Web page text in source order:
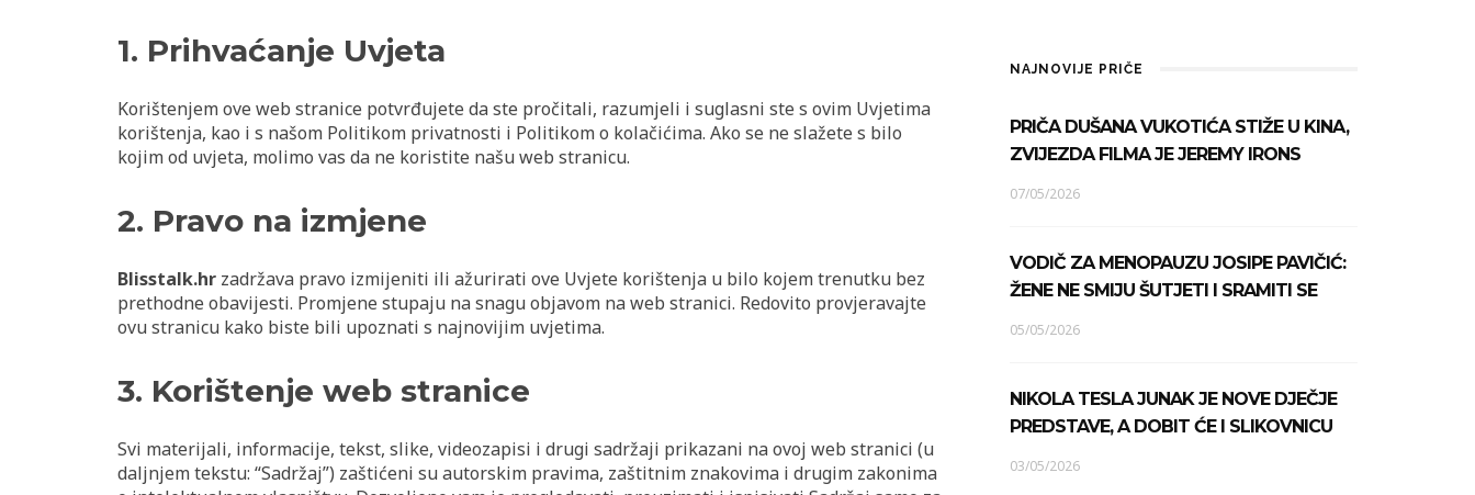
1. Prihvaćanje Uvjeta
Korištenjem ove web stranice potvrđujete da ste pročitali, razumjeli i suglasni ste s ovim Uvjetima
korištenja, kao i s našom Politikom privatnosti i Politikom o kolačićima. Ako se ne slažete s bilo
kojim od uvjeta, molimo vas da ne koristite našu web stranicu.
2. Pravo na izmjene
Blisstalk.hr zadržava pravo izmijeniti ili ažurirati ove Uvjete korištenja u bilo kojem trenutku bez
prethodne obavijesti. Promjene stupaju na snagu objavom na web stranici. Redovito provjeravajte
ovu stranicu kako biste bili upoznati s najnovijim uvjetima.
3. Korištenje web stranice
Svi materijali, informacije, tekst, slike, videozapisi i drugi sadržaji prikazani na ovoj web stranici (u
daljnjem tekstu: “Sadržaj”) zaštićeni su autorskim pravima, zaštitnim znakovima i drugim zakonima
NAJNOVIJE PRIČE
PRIČA DUŠANA VUKOTIĆA STIŽE U KINA,
ZVIJEZDA FILMA JE JEREMY IRONS
07/05/2026
VODIČ ZA MENOPAUZU JOSIPE PAVIČIĆ:
ŽENE NE SMIJU ŠUTJETI I SRAMITI SE
05/05/2026
NIKOLA TESLA JUNAK JE NOVE DJEČJE
PREDSTAVE, A DOBIT ĆE I SLIKOVNICU
03/05/2026